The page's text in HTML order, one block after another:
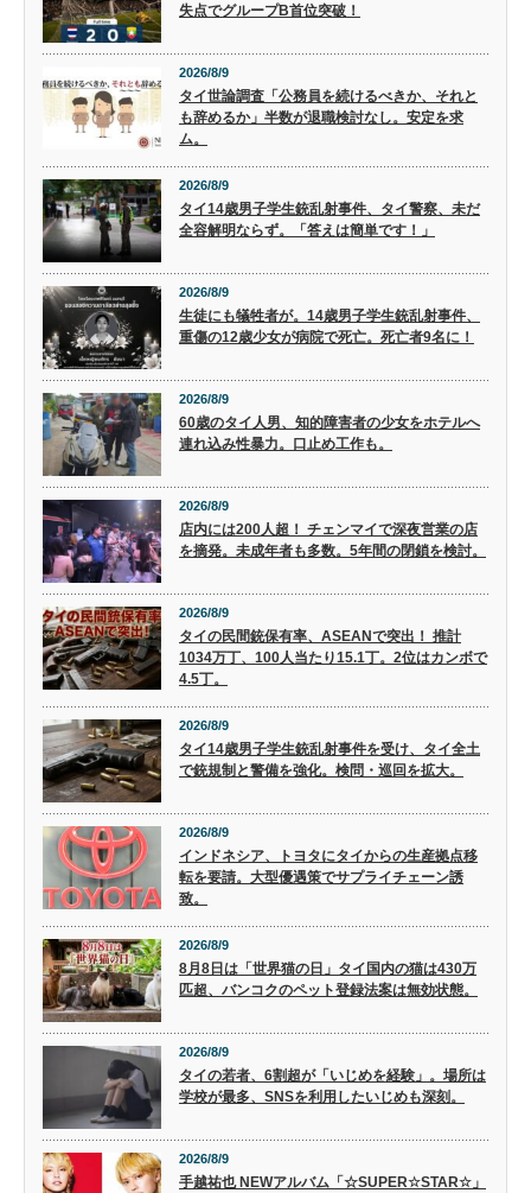
失点でグループB首位突破！
2026/8/9
タイ世論調査「公務員を続けるべきか、それと
も辞めるか」半数が退職検討なし。安定を求
ム。
2026/8/9
タイ14歳男子学生銃乱射事件、タイ警察、未だ
全容解明ならず。「答えは簡単です！」
2026/8/9
生徒にも犠牲者が。14歳男子学生銃乱射事件、
重傷の12歳少女が病院で死亡。死亡者9名に！
2026/8/9
60歳のタイ人男、知的障害者の少女をホテルへ
連れ込み性暴力。口止め工作も。
2026/8/9
店内には200人超！ チェンマイで深夜営業の店
を摘発。未成年者も多数。5年間の閉鎖を検討。
2026/8/9
タイの民間銃保有率、ASEANで突出！ 推計
1034万丁、100人当たり15.1丁。2位はカンボで
4.5丁。
2026/8/9
タイ14歳男子学生銃乱射事件を受け、タイ全土
で銃規制と警備を強化。検問・巡回を拡大。
2026/8/9
インドネシア、トヨタにタイからの生産拠点移
転を要請。大型優遇策でサプライチェーン誘
致。
2026/8/9
8月8日は「世界猫の日」タイ国内の猫は430万
匹超、バンコクのペット登録法案は無効状態。
2026/8/9
タイの若者、6割超が「いじめを経験」。場所は
学校が最多、SNSを利用したいじめも深刻。
2026/8/9
手越祐也 NEWアルバム「☆SUPER☆STAR☆」